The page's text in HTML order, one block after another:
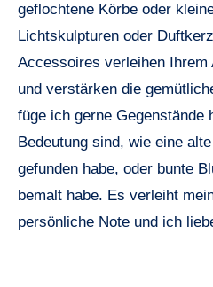
geflochtene Körbe oder
Lichtskulpturen oder
Accessoires verleihen Ihrem
und verstärken die
füge ich gerne Gegenstände
Bedeutung sind, wie eine
gefunden habe, oder bunte
bemalt habe. Es verleiht
persönliche Note und ich